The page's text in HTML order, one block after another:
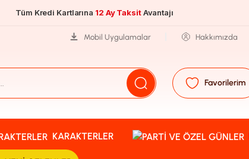
Tüm Kredi Kartlarına 12 Ay TaksitAvantajı
Mobil Uygulamalar Hakkımızda
Favorilerim
KARAKTERLER